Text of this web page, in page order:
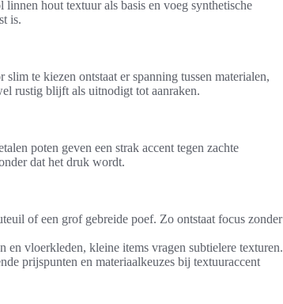
hout textuur als basis en voeg synthetische
is.
te kiezen ontstaat er spanning tussen materialen,
rustig blijft als uitnodigt tot aanraken.
poten geven een strak accent tegen zachte
dat het druk wordt.
of een grof gebreide poef. Zo ontstaat focus zonder
en vloerkleden, kleine items vragen subtielere texturen.
prijspunten en materiaalkeuzes bij textuuraccent